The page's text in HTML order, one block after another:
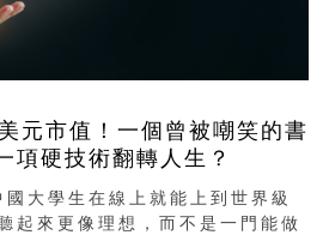
元市值！一個曾被嘲笑的書
項硬技術翻轉人生？
大學生在線上就能上到世界級
起來更像理想，而不是一門能做